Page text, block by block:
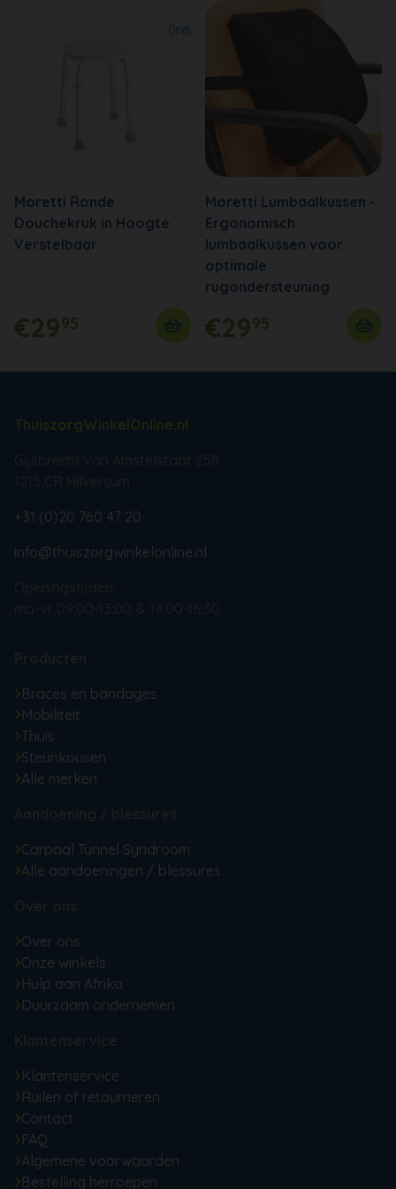
Moretti Ronde
Douchekruk in Hoogte
Verstelbaar
€2995
Moretti Lumbaalkussen -
Ergonomisch
lumbaalkussen voor
optimale
rugondersteuning
€2995
+31 (0)20 760 47 20
info@thuiszorgwinkelonline.nl
Braces en bandages
Mobiliteit
Thuis
Steunkousen
Alle merken
Carpaal Tunnel Syndroom
Alle aandoeningen / blessures
Over ons
Onze winkels
Hulp aan Afrika
Duurzaam ondernemen
Klantenservice
Ruilen of retourneren
Contact
FAQ
Algemene voorwaarden
Bestelling herroepen